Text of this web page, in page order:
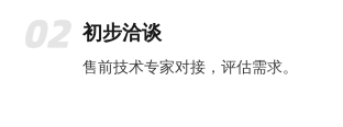
初步洽谈
售前技术专家对接，评估需求。